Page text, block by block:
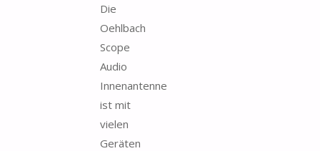
Die
Oehlbach
Scope
Audio
Innenantenne
ist mit
vielen
Geräten